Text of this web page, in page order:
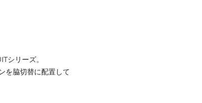
シリーズ。
を脇切替に配置して